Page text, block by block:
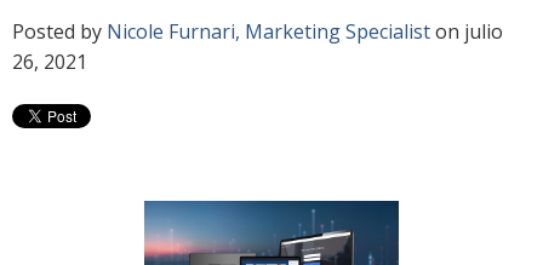
Posted by Nicole Furnari, Marketing Specialiston julio
26, 2021